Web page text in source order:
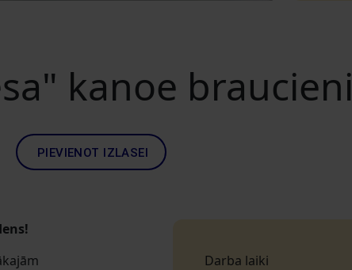
kanoe braucieni
PIEVIENOT IZLASEI
Darba laiki